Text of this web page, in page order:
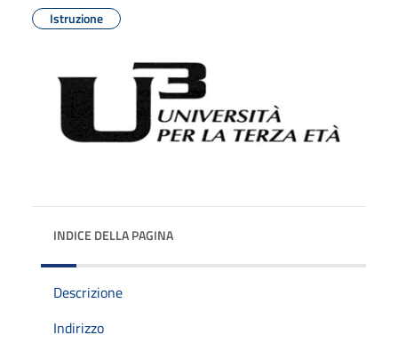
Istruzione
INDICE DELLA PAGINA
Descrizione
Indirizzo